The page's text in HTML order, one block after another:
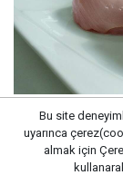
Tavuk
Bu site
uyarınca
almak için